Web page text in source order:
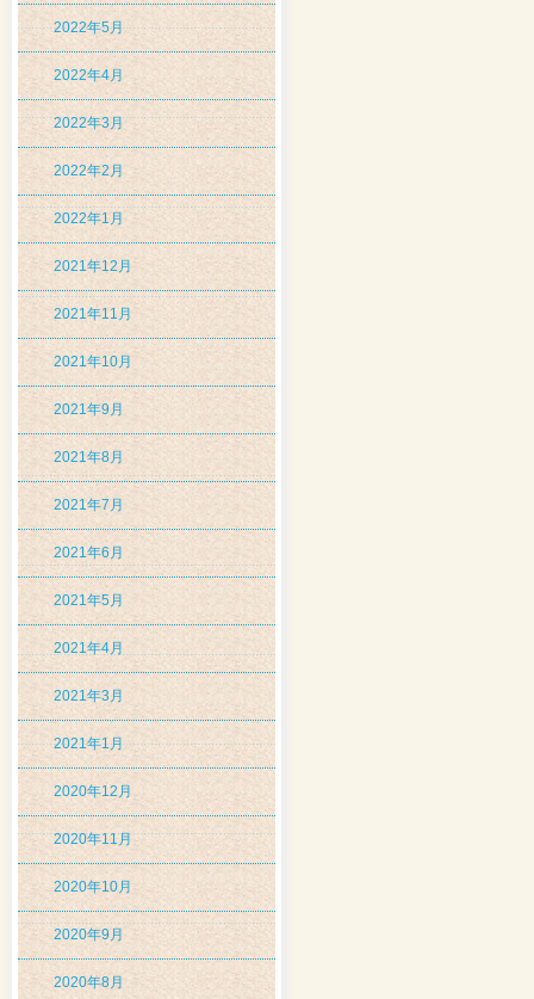
2022年5月
2022年4月
2022年3月
2022年2月
2022年1月
2021年12月
2021年11月
2021年10月
2021年9月
2021年8月
2021年7月
2021年6月
2021年5月
2021年4月
2021年3月
2021年1月
2020年12月
2020年11月
2020年10月
2020年9月
2020年8月